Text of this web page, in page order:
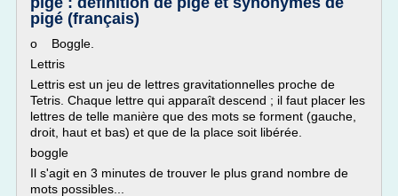
pigé (français)
o Boggle.
Lettris
Lettris est un jeu de lettres gravitationnelles proche de
Tetris. Chaque lettre qui apparaît descend ; il faut placer les
lettres de telle manière que des mots se forment (gauche,
droit, haut et bas) et que de la place soit libérée.
boggle
Il s'agit en 3 minutes de trouver le plus grand nombre de
mots possibles...